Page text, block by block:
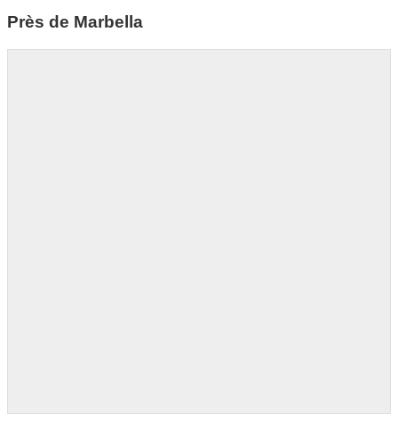
Près de Marbella